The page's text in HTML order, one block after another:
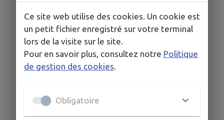
DEL2026-037 DELEGATIONS CONSENTIES AU
MAIRE PAR LE CONSEIL MUNICIPAL - ABROGE
ET REMPLACE LA DELIBER
Ce site web utilise des cookies. Un cookie est
un petit fichier enregistré sur votre terminal
lors de la visite sur le site.
Pour en savoir plus, consultez notre Politique
de gestion des cookies
Obligatoire